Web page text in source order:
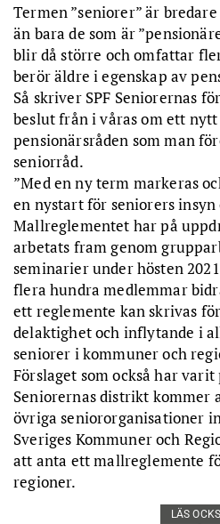
Termen ”seniorer” är
än bara de som är
blir då större och omfattar
berör äldre i egenskap av
Så skriver SPF Seniorernas
beslut från i våras om ett
pensionärsråden som man
seniorråd.
”Med en ny term markeras
en nystart för seniorers
Mallreglementet har på
arbetats fram genom
seminarier under hösten
flera hundra medlemmar
ett reglemente kan skrivas
delaktighet och inflytande i
seniorer i kommuner och
Förslaget som också har
Seniorernas distrikt kommer
övriga seniororganisationer
Sveriges Kommuner och
att anta ett mallreglemente
regioner.
LÄS